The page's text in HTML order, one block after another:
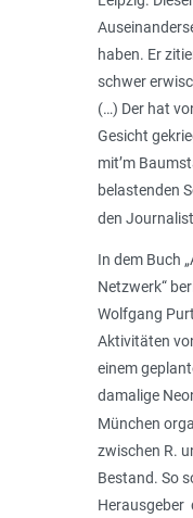
haben. Er
schwer
(…) Der hat
Gesicht
mit’m
belastenden
den
In dem Buch
Netzwerk“
Wolfgang
Aktivitäten
einem
damalige
München
zwischen R.
Bestand. So
Herausgeber